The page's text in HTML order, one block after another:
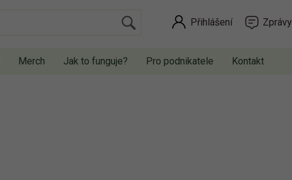
Přihlášení Zprávy
Merch Jak to funguje? Pro podnikatele Kontakt